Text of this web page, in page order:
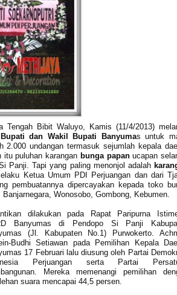
Tengah Bibit Waluyo, Kamis (11/4/2013)
Bupati dan Wakil Bupati Banyumas untuk
2.000 undangan termasuk sejumlah kepala
itu puluhan karangan bunga papanucapan
Panji. Tapi yang paling menonjol adalah
Ketua Umum PDI Perjuangan dan dari
pembuatannya dipercayakan kepada toko
Wonosobo, Gombong, Kebumen.
dilakukan pada Rapat Paripurna
Banyumas di Pendopo Si Panji
(Jl. Kabupaten No.1) Purwokerto.
Budhi Setiawan pada Pemilihan Kepala
17 Februari lalu diusung oleh Partai
Perjuangan serta Partai
Mereka memenangi pemilihan
suara mencapai 44,5 persen.